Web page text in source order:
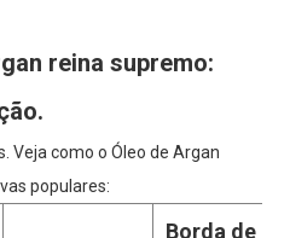
reina supremo:
Veja como o Óleo de Argan
populares:
Borda de